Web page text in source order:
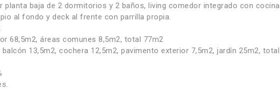
planta baja de 2 dormitorios y 2 baños, living comedor integrado con cocina
al fondo y deck al frente con parrilla propia.
68,5m2, áreas comunes 8,5m2, total 77m2
13,5m2, cochera 12,5m2, pavimento exterior 7,5m2, jardín 25m2, total